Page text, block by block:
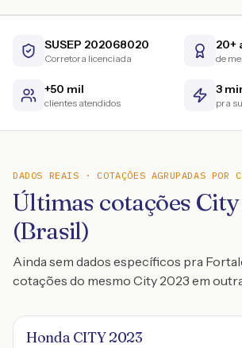
SUSEP 202068020
Corretora licenciada
20+
de
+50 mil
clientes atendidos
3
pra
DADOS REAIS · COTAÇÕES AGRUPADAS POR
Últimas cotações
(Brasil)
Ainda sem dados específicos pra
cotações do mesmo City 2023 em
Honda CITY 2023